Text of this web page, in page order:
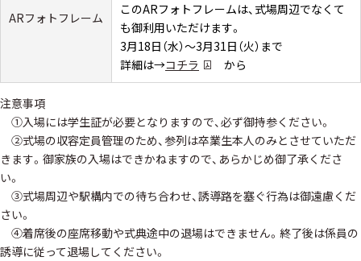
ARフォトフレーム
このARフォトフレームは、式場周辺でなくて
も御利用いただけます。
3月18日（水）～3月31日（火）まで
詳細は→コチラ から
注意事項
①入場には学生証が必要となりますので、必ず御持参ください。
②式場の収容定員管理のため、参列は卒業生本人のみとさせていただ
きます。御家族の入場はできかねますので、あらかじめ御了承くださ
い。
③式場周辺や駅構内での待ち合わせ、誘導路を塞ぐ行為は御遠慮くだ
さい。
④着席後の座席移動や式典途中の退場はできません。終了後は係員の
誘導に従って退場してください。